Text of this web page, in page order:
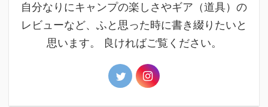
自分なりにキャンプの楽しさやギア（道具）の
レビューなど、ふと思った時に書き綴りたいと
思います。 良ければご覧ください。